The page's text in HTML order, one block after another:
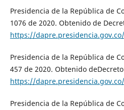
Presidencia de la República de
1076 de 2020. Obtenido de
https://dapre.presidencia.gov.co/
Presidencia de la República de
457 de 2020. Obtenido
https://dapre.presidencia.gov.co/
Presidencia de la República de